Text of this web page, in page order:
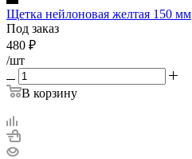
Щетка нейлоновая желтая 150 мм
Под заказ
480 ₽
/шт
В корзину